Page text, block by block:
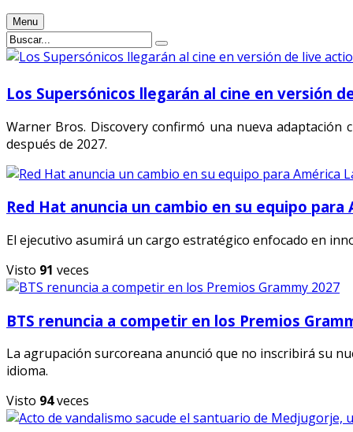
Menu
Los Supersónicos llegarán al cine en versión
Warner Bros. Discovery confirmó una nueva
después de 2027.
Red Hat anuncia un cambio en su equipo para
El ejecutivo asumirá un cargo estratégico enfocado en
Visto 91 veces
BTS renuncia a competir en los Premios
La agrupación surcoreana anunció que no inscribirá su
idioma.
Visto 94veces